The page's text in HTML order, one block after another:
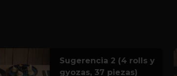
Sugerencia 2 (4 rolls y
gyozas, 37 piezas)